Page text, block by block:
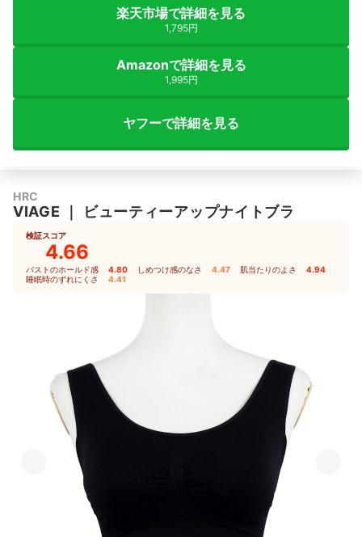
楽天市場で詳細を見る
1,795円
Amazonで詳細を見る
1,995円
ヤフーで詳細を見る
HRC
VIAGE ビューティーアップナイトブラ
検証スコア
4.66
バストのホールド感 4.80 しめつけ感のなさ 4.47 肌当たりのよさ 4.94
睡眠時のずれにくさ 4.41